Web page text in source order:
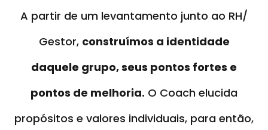
A partir de um levantamento junto ao RH/
Gestor, construímos a identidade
daquele grupo, seus pontos fortes e
pontos de melhoria. O Coach elucida
propósitos e valores individuais, para então,